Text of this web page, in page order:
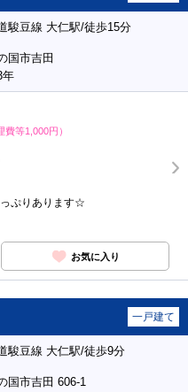
駿豆線 大仁駅/徒歩15分
国市吉田
年
費等1,000円）
ぷりあります☆
お気に入り
一戸建て
駿豆線 大仁駅/徒歩9分
国市吉田 606-1